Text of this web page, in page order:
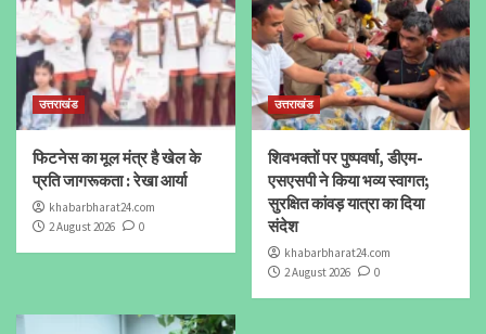
उत्तराखंड
फिटनेस का मूल मंत्र है खेल के
प्रति जागरूकता : रेखा आर्या
khabarbharat24.com
2 August 2026
0
उत्तराखंड
शिवभक्तों पर पुष्पवर्षा, डीएम-
एसएसपी ने किया भव्य स्वागत;
सुरक्षित कांवड़ यात्रा का दिया
संदेश
khabarbharat24.com
2 August 2026
0